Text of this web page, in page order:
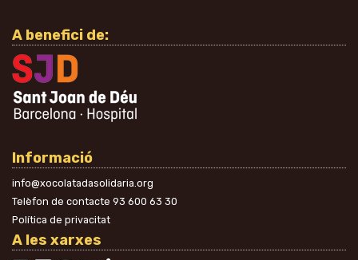
A benefici de:
Informació
info@xocolatadasolidaria.org
Telèfon de contacte 93 600 63 30
Política de privacitat
A les xarxes